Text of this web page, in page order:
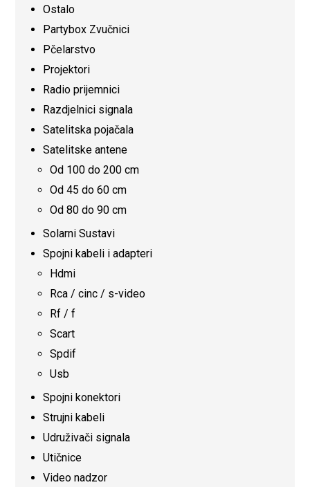
Ostalo
Partybox Zvučnici
Pčelarstvo
Projektori
Radio prijemnici
Razdjelnici signala
Satelitska pojačala
Satelitske antene
Od 100 do 200 cm
Od 45 do 60 cm
Od 80 do 90 cm
Solarni Sustavi
Spojni kabeli i adapteri
Hdmi
Rca / cinc / s-video
Rf / f
Scart
Spdif
Usb
Spojni konektori
Strujni kabeli
Udruživači signala
Utičnice
Video nadzor